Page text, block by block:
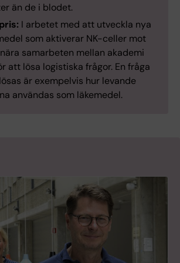
än de i blodet.
I arbetet med att utveckla nya
som aktiverar NK-celler mot
samarbeten mellan akademi
att lösa logistiska frågor. En fråga
är exempelvis hur levande
användas som läkemedel.